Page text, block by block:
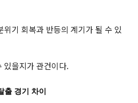
위기 회복과 반등의 계기가 될 수 있
있을지가 관건이다.
출 경기 차이